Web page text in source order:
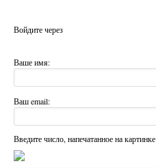
Войдите через
Ваше имя:
Ваш email:
Введите число, напечатанное на картинке